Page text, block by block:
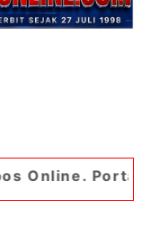
Berita Paling